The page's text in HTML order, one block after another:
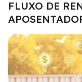
FLUXO DE